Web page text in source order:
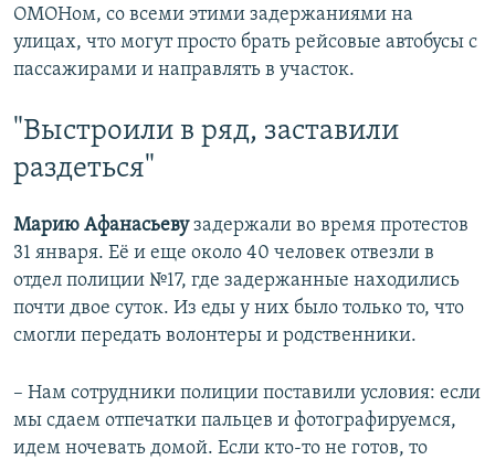
ОМОНом, со всеми этими задержаниями на
улицах, что могут просто брать рейсовые автобусы с
пассажирами и направлять в участок.
"Выстроили в ряд, заставили
раздеться"
Марию Афанасьевузадержали во время протестов
31 января. Её и еще около 40 человек отвезли в
отдел полиции №17, где задержанные находились
почти двое суток. Из еды у них было только то, что
смогли передать волонтеры и родственники.
– Нам сотрудники полиции поставили условия: если
мы сдаем отпечатки пальцев и фотографируемся,
идем ночевать домой. Если кто-то не готов, то